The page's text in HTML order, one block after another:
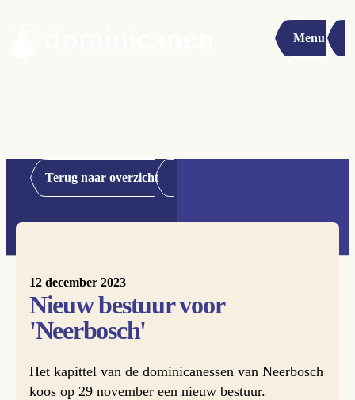
Menu
Terug naar overzicht
12 december 2023
Nieuw bestuur voor
'Neerbosch'
Het kapittel van de dominicanessen van Neerbosch
koos op 29 november een nieuw bestuur.